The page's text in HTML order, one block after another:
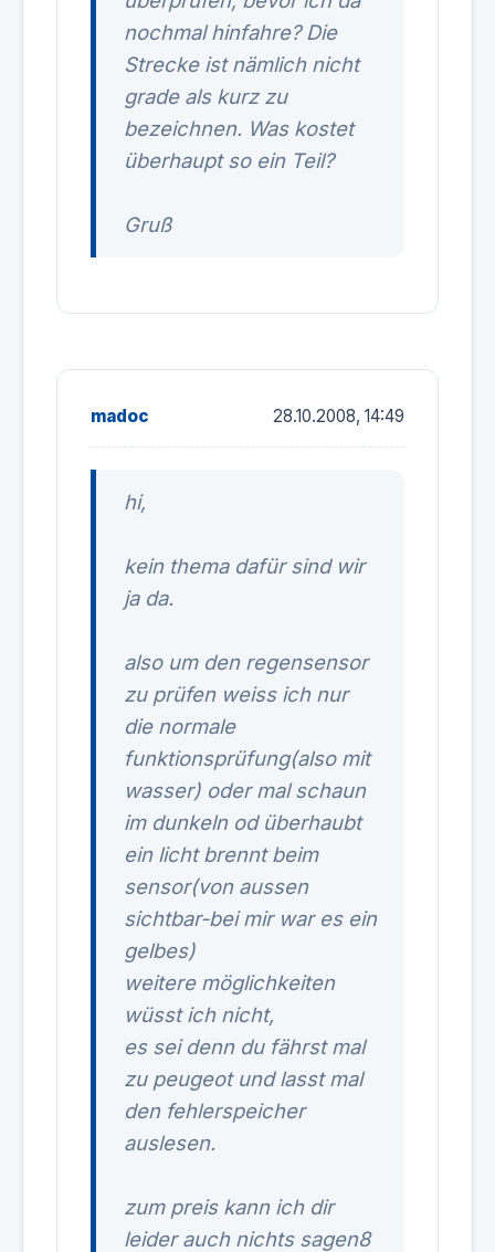
nochmal hinfahre? Die
Strecke ist nämlich nicht
grade als kurz zu
bezeichnen. Was kostet
überhaupt so ein Teil?
Gruß
madoc 28.10.2008, 14:49
hi,
kein thema dafür sind wir
ja da.
also um den regensensor
zu prüfen weiss ich nur
die normale
funktionsprüfung(also mit
wasser) oder mal schaun
im dunkeln od überhaubt
ein licht brennt beim
sensor(von aussen
sichtbar-bei mir war es ein
gelbes)
weitere möglichkeiten
wüsst ich nicht,
es sei denn du fährst mal
zu peugeot und lasst mal
den fehlerspeicher
auslesen.
zum preis kann ich dir
leider auch nichts sagen8